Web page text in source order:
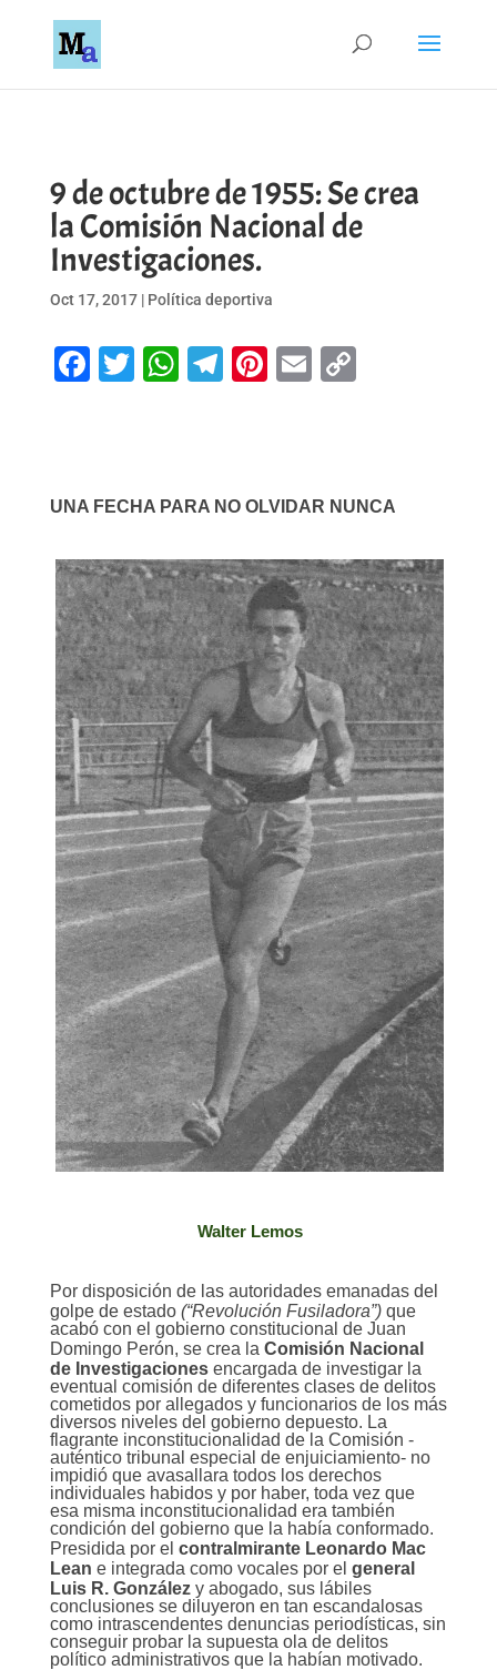
9 de octubre de 1955: Se crea
la Comisión Nacional de
Investigaciones.
Oct 17, 2017| Política deportiva
Facebook
Twitter
WhatsApp
Telegram
Pinterest
EmailCopy
UNA FECHA PARA NO OLVIDAR NUNCA
Walter Lemos
Por disposición de las autoridades emanadas del
golpe de estado (“Revolución Fusiladora”)que
acabó con el gobierno constitucional de Juan
Domingo Perón, se crea la Comisión Nacional
de Investigaciones encargada de investigar la
eventual comisión de diferentes clases de delitos
cometidos por allegados y funcionarios de los más
diversos niveles del gobierno depuesto. La
flagrante inconstitucionalidad de la Comisión -
auténtico tribunal especial de enjuiciamiento- no
impidió que avasallara todos los derechos
individuales habidos y por haber, toda vez que
esa misma inconstitucionalidad era también
condición del gobierno que la había conformado.
Presidida por el contralmirante Leonardo Mac
Lean e integrada como vocales por el general
Luis R. Gonzálezy abogado, sus lábiles
conclusiones se diluyeron en tan escandalosas
como intrascendentes denuncias periodísticas, sin
conseguir probar la supuesta ola de delitos
político administrativos que la habían motivado.